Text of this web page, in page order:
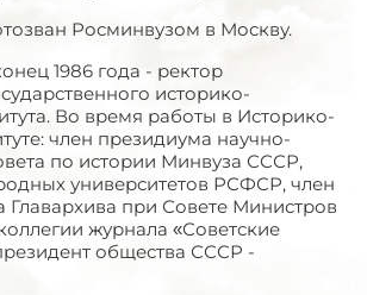
Росминвузом в Москву.
1986 года - ректор
историко-
Во время работы в Историко-
член президиума научно-
по истории Минвуза СССР,
университетов РСФСР, член
Главархива при Совете Министров
журнала «Советские
общества СССР -